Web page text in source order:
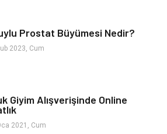
Spor Malzemeleri
Prostat Büyümesi Nedir?
2023, Cum
Giyim Alışverişinde Online
2021, Cum